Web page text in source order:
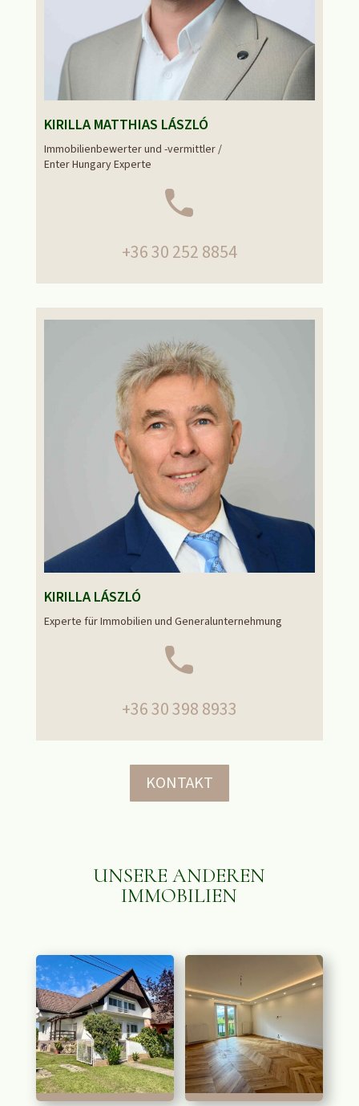
KIRILLA MATTHIAS LÁSZLÓ
Immobilienbewerter und -vermittler /
Enter Hungary Experte
+36 30 252 8854
KIRILLA LÁSZLÓ
Experte für Immobilien und Generalunternehmung
+36 30 398 8933
KONTAKT
UNSERE ANDEREN
IMMOBILIEN